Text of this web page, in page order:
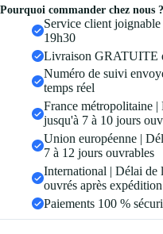
Pourquoi commander chez nous ?
Service client
19h30
Livraison GRATUITE
Numéro de suivi
temps réel
France métropolitaine
jusqu'à 7 à 10 jours
Union européenne |
7 à 12 jours ouvrables
International | Délai de
ouvrés après
Paiements 100 %